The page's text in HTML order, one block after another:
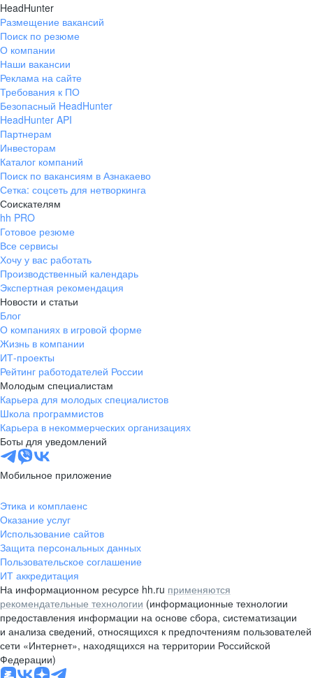
HeadHunter
Размещение вакансий
Поиск по резюме
О компании
Наши вакансии
Реклама на сайте
Требования к ПО
Безопасный HeadHunter
HeadHunter API
Партнерам
Инвесторам
Каталог компаний
Поиск по вакансиям в Азнакаево
Сетка: соцсеть для нетворкинга
Соискателям
hh PRO
Готовое резюме
Все сервисы
Хочу у вас работать
Производственный календарь
Экспертная рекомендация
Новости и статьи
Блог
О компаниях в игровой форме
Жизнь в компании
ИТ-проекты
Рейтинг работодателей России
Молодым специалистам
Карьера для молодых специалистов
Школа программистов
Карьера в некоммерческих организациях
Боты для уведомлений
Мобильное приложение
Этика и комплаенс
Оказание услуг
Использование сайтов
Защита персональных данных
Пользовательское соглашение
ИТ аккредитация
На информационном ресурсе hh.ru применяются
рекомендательные технологии (информационные технологии
предоставления информации на основе сбора, систематизации
и анализа сведений, относящихся к предпочтениям пользователей
сети «Интернет», находящихся на территории Российской
Федерации)